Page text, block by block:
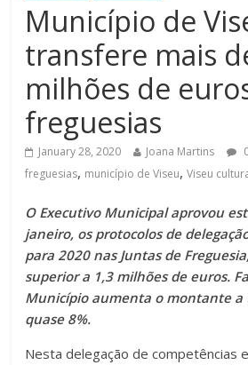
Município de
transfere mais
milhões de
freguesias
January 28, 2020 Joana Martins
freguesias, município de Viseu,Viseu
O Executivo Municipal aprovou
janeiro, os protocolos de
para 2020 nas Juntas de
superior a 1,3 milhões de euros.
Município aumenta o montante a
quase 8%.
Nesta delegação de competências